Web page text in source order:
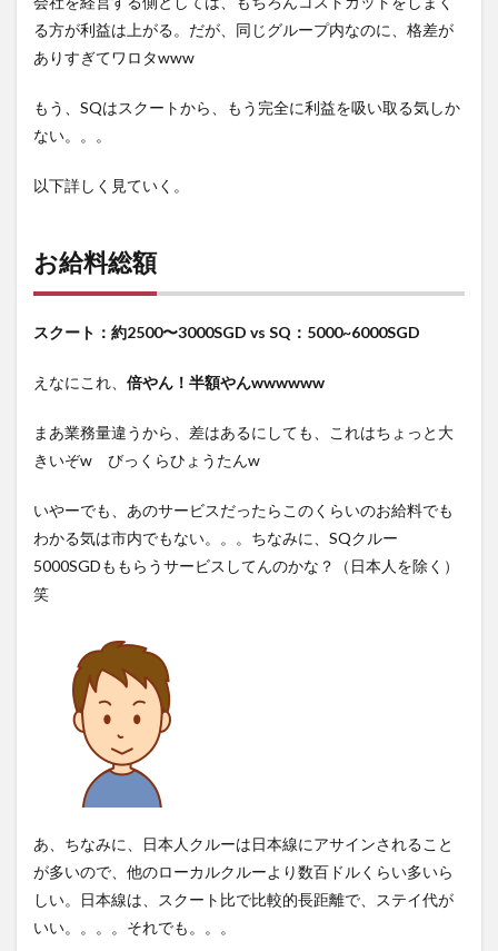
の格
差：
ロー
ー
3.2
人ク
ボー
ナス
4.1
クル
4.2
日本
ルー
5
福利
は個
室、
スク
ート
用の
機内
自分
る方が利益は上がる。だが、同じグループ内なのに、格差が
ありすぎてワロタwww
もう、SQはスクートから、もう完全に利益を吸い取る気しか
ない。。。
以下詳しく見ていく。
お給料総額
スクート：約2500〜3000SGD vs SQ：5000~6000SGD
えなにこれ、 倍やん！半額やんwwwwww
まあ業務量違うから、差はあるにしても、これはちょっと大
きいぞw びっくらひょうたんw
いやーでも、あのサービスだったらこのくらいのお給料でも
わかる気は市内でもない。。。ちなみに、SQクルー
5000SGDももらうサービスしてんのかな？（日本人を除く）
笑
あ、ちなみに、日本人クルーは日本線にアサインされること
が多いので、他のローカルクルーより数百ドルくらい多いら
しい。日本線は、スクート比で比較的長距離で、ステイ代が
いい。。。。それでも。。。